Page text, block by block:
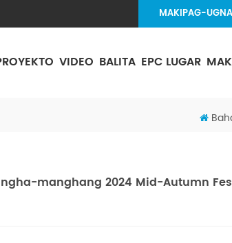
MAKIPAG-
VIDEO BALITA EPC LUGAR
manghang 2024 Mid-Autumn